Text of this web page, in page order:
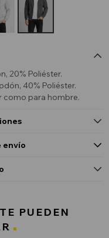
20% Poliéster.
40% Poliéster.
como para hombre.
envío
PUEDEN